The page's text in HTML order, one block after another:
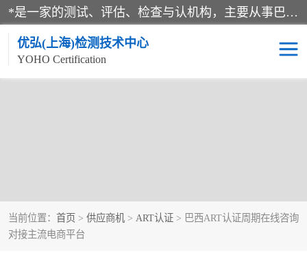
*是一家的测试、评估、检查与认机构，主要从事巴西NR10认证、NR12认证、NR13认证；ANATEL认证、INMTRO认证，欧盟CE认证：MD认证，PED认证，MID认证，ATEX认证，德国蓝色天使认证。
优弘(上海)检测技术中心
YOHO Certification
当前位置： 首页 > 供应商机 > ART认证 > 巴西ART认证周期在线咨询
对接主流电商平台